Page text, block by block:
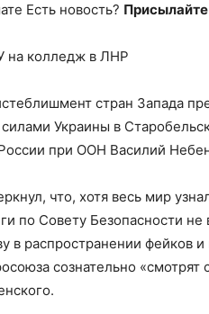
Есть новость?
на колледж в ЛНР
стран Запада
Украины в
при ООН Василий
что, хотя весь мир
по Совету Безопасности
в распространении фейков
сознательно